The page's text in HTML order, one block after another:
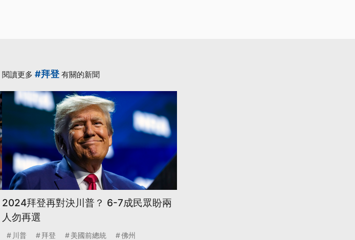
閱讀更多 #拜登有關的新聞
2024拜登再對決川普？ 6-7成民眾盼兩
人勿再選
川普 拜登 美國前總統 佛州